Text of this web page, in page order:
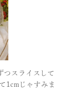
つスライスして
1cmじゃすみま